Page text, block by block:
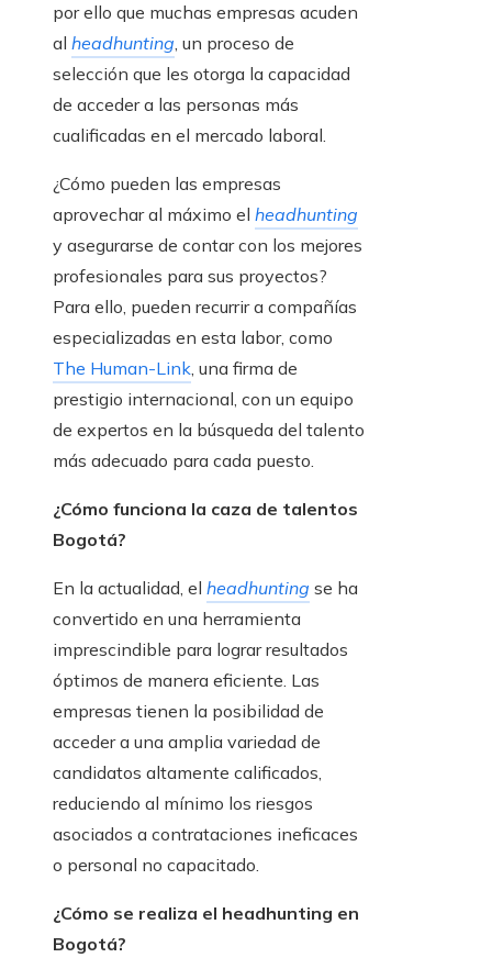
por ello que muchas empresas acuden
al headhunting, un proceso de
selección que les otorga la capacidad
de acceder a las personas más
cualificadas en el mercado laboral.
¿Cómo pueden las empresas
aprovechar al máximo el headhunting
y asegurarse de contar con los mejores
profesionales para sus proyectos?
Para ello, pueden recurrir a compañías
especializadas en esta labor, como
The Human-Link, una firma de
prestigio internacional, con un equipo
de expertos en la búsqueda del talento
más adecuado para cada puesto.
¿Cómo funciona la caza de talentos
Bogotá?
En la actualidad, el headhunting se ha
convertido en una herramienta
imprescindible para lograr resultados
óptimos de manera eficiente. Las
empresas tienen la posibilidad de
acceder a una amplia variedad de
candidatos altamente calificados,
reduciendo al mínimo los riesgos
asociados a contrataciones ineficaces
o personal no capacitado.
¿Cómo se realiza el headhunting en
Bogotá?